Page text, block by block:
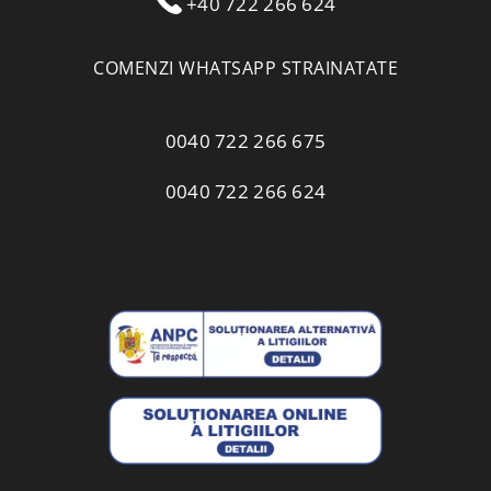
COMENZI WHATSAPP STRAINATATE
0040 722 266 675
0040 722 266 624